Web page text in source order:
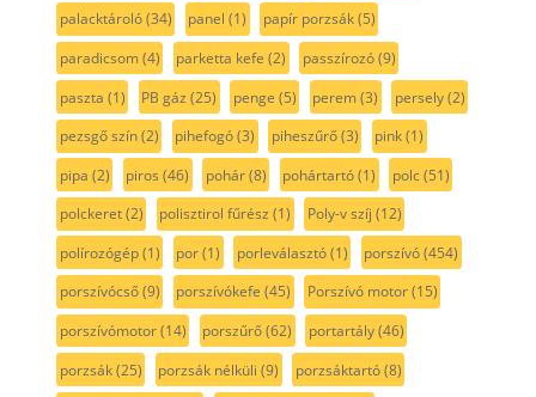
palacktároló(34) panel (1) papír porzsák(5)
paradicsom(4) parketta kefe (2) passzírozó(9)
paszta (1) PB gáz (25) penge (5) perem(3) persely(2)
pezsgő szín(2) pihefogó(3) piheszűrő(3) pink(1)
pipa (2) piros (46) pohár(8) pohártartó(1) polc(51)
polckeret(2) polisztirol fűrész (1) Poly-v szíj (12)
polírozógép(1) por(1) porleválasztó(1) porszívó(454)
porszívócső(9) porszívókefe (45) Porszívó motor(15)
porszívómotor(14) porszűrő(62) portartály(46)
porzsák(25) porzsák nélküli (9) porzsáktartó(8)